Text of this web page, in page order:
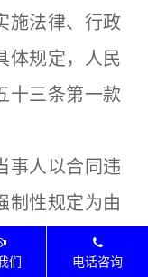
施法律、行政
体规定，人民
十三条第一款
人以合同违
制性规定为由
予支持。但
们 电话咨询